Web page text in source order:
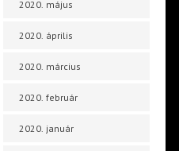
2020. május
2020. április
2020. március
2020. február
2020. január